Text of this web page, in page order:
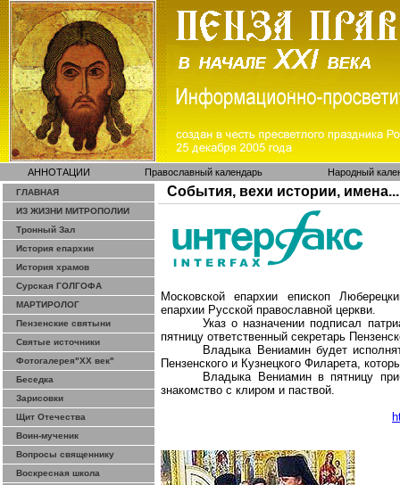
АННОТАЦИИ Православный календарь Народный
ГЛАВНАЯ
ИЗ ЖИЗНИ МИТРОПОЛИИ
Тронный Зал
История епархии
История храмов
Сурская ГОЛГОФА
МАРТИРОЛОГ
Пензенские святыни
Святые источники
Фотогалерея"ХХ век"
Беседка
Зарисовки
Щит Отечества
Воин-мученик
Вопросы священнику
Воскресная школа
События, вехи истории, имена...
Московской епархии епископ
епархии Русской православной церкви.
Указ о назначении подписал
пятницу ответственный секретарь
Владыка Вениамин будет
Пензенского и Кузнецкого Филарета,
Владыка Вениамин в пятницу
знакомство с клиром и паствой.